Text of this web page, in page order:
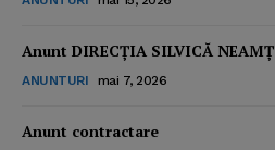
Anunt DIRECȚIA SILVICĂ NEAMȚ
ANUNTURI mai 7, 2026
Anunt contractare